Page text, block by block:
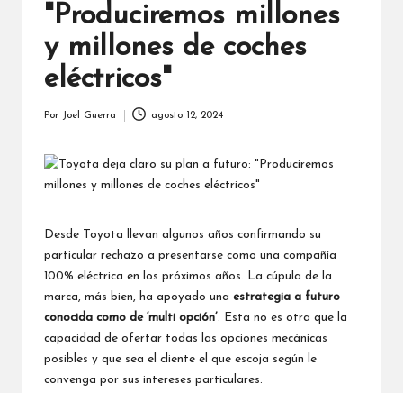
"Produciremos millones
y millones de coches
eléctricos"
Por Joel Guerra agosto 12, 2024
Desde Toyota llevan algunos años confirmando su
particular rechazo a presentarse como una compañía
100% eléctrica en los próximos años. La cúpula de la
marca, más bien, ha apoyado una estrategia a futuro
conocida como de ‘multi opción’ . Esta no es otra que la
capacidad de ofertar todas las opciones mecánicas
posibles y que sea el cliente el que escoja según le
convenga por sus intereses particulares.